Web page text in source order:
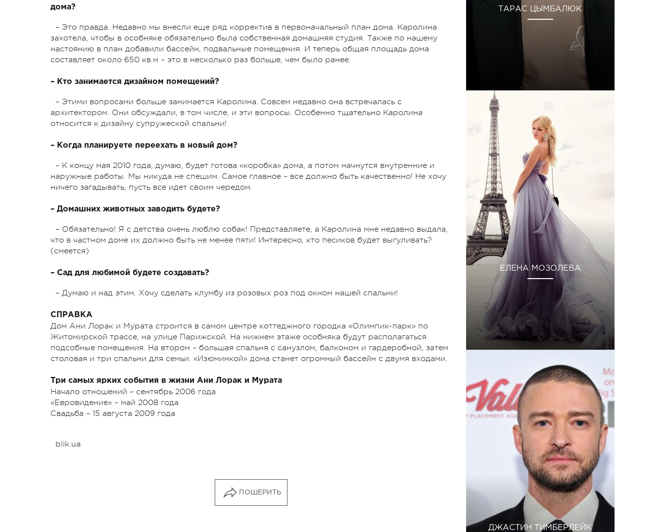
дома?
– Это правда. Недавно мы внесли еще ряд корректив в первоначальный план дома. Каролина
захотела, чтобы в особняке обязательно была собственная домашняя студия. Также по нашему
настоянию в план добавили бассейн, подвальные помещения. И теперь общая площадь дома
составляет около 650 кв.м – это в несколько раз больше, чем было ранее.
– Кто занимается дизайном помещений?
– Этими вопросами больше занимается Каролина. Совсем недавно она встречалась с
архитектором. Они обсуждали, в том числе, и эти вопросы. Особенно тщательно Каролина
относится к дизайну супружеской спальни!
– Когда планируете переехать в новый дом?
– К концу мая 2010 года, думаю, будет готова «коробка» дома, а потом начнутся внутренние и
наружные работы. Мы никуда не спешим. Самое главное – все должно быть качественно! Не хочу
ничего загадывать, пусть все идет своим чередом.
– Домашних животных заводить будете?
– Обязательно! Я с детства очень люблю собак! Представляете, а Каролина мне недавно выдала,
что в частном доме их должно быть не менее пяти! Интересно, кто песиков будет выгуливать?
(смеется)
– Сад для любимой будете создавать?
– Думаю и над этим. Хочу сделать клумбу из розовых роз под окном нашей спальни!
СПРАВКА
Дом Ани Лорак и Мурата строится в самом центре коттеджного городка «Олимпик-парк» по
Житомирской трассе, на улице Парижской. На нижнем этаже особняка будут располагаться
подсобные помещения. На втором – большая спальня с санузлом, балконом и гардеробной, затем
столовая и три спальни для семьи. «Изюминкой» дома станет огромный бассейн с двумя входами.
Три самых ярких события в жизни Ани Лорак и Мурата
Начало отношений – сентябрь 2006 года
«Евровидение» – май 2008 года
Свадьба – 15 августа 2009 года
blik.ua
ПОШЕРИТЬ
ТАРАС ЦЫМБАЛЮК
ЕЛЕНА МОЗОЛЕВА
ДЖАСТИН ТИМБЕРЛЕЙК